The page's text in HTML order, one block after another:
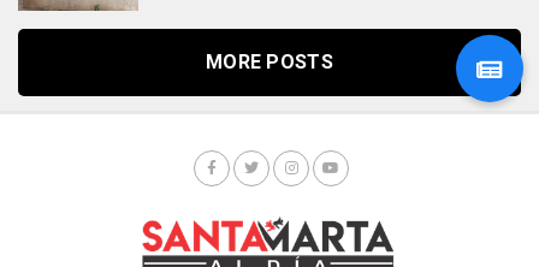
MORE POSTS